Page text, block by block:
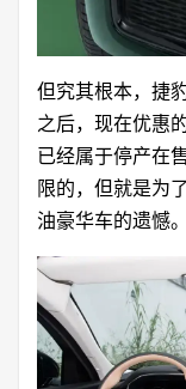
但究其根本，捷
之后，现在优惠
已经属于停产在
限的，但就是为
油豪华车的遗憾。